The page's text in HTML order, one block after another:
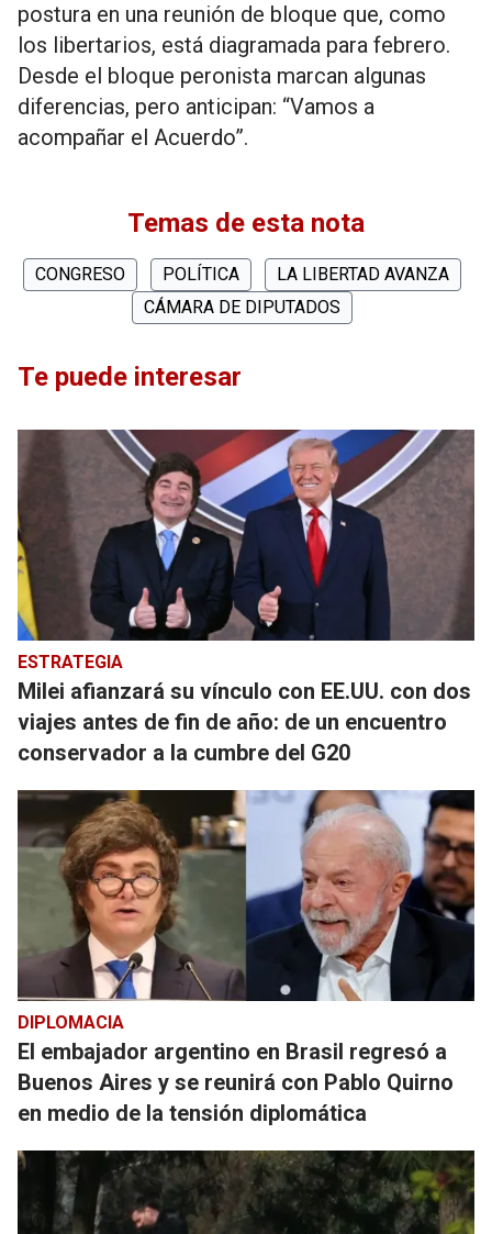
postura en una reunión de bloque que, como
los libertarios, está diagramada para febrero.
Desde el bloque peronista marcan algunas
diferencias, pero anticipan: “Vamos a
acompañar el Acuerdo”.
Temas de esta nota
CONGRESO POLÍTICA
LA LIBERTAD AVANZA
CÁMARA DE DIPUTADOS
Te puede interesar
ESTRATEGIA
Milei afianzará su vínculo con EE.UU. con dos
viajes antes de fin de año: de un encuentro
conservador a la cumbre del G20
DIPLOMACIA
El embajador argentino en Brasil regresó a
Buenos Aires y se reunirá con Pablo Quirno
en medio de la tensión diplomática